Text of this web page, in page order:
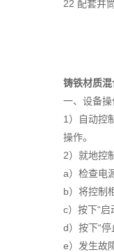
22 配套井
铸铁材质
一、设备操
1）自动控
操作。
2）就地控
a）检查电
b）将控制
c）按下“
d）按下“
e）发生故